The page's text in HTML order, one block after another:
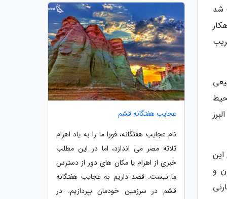
شد
محیط
و
عجایب هفتگانه قشم
نام عجایب هفتگانه، فورا ما را به یاد اهرام
ثلاثه مصر می اندازد، اما در این مطلب
خبری از اهرام یا مکان های دور از دسترس
ما نیست. قصد داریم به عجایب هفتگانه
قشم در سرزمین خودمان بپردازیم. در